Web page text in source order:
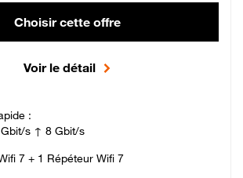
Choisir cette offre
Voir le détail
:
s ↑ 8 Gbit/s
7 + 1 Répéteur Wifi 7